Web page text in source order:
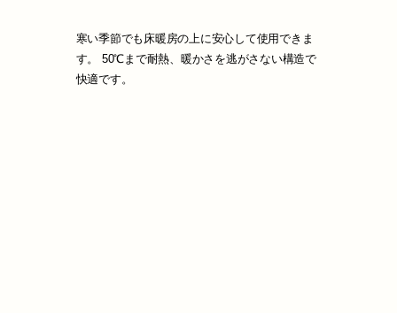
寒い季節でも床暖房の上に安心して使用できま
す。 50℃まで耐熱、暖かさを逃がさない構造で
快適です。